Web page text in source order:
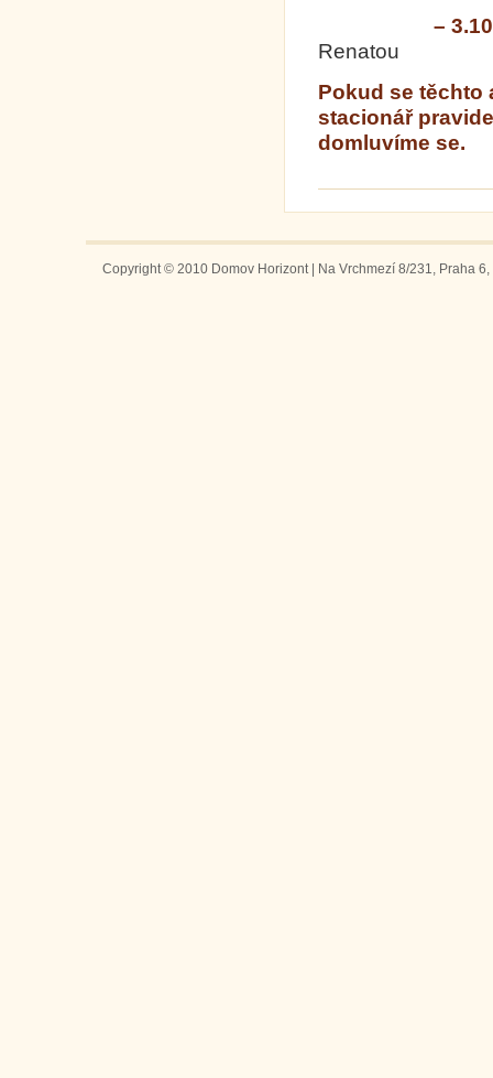
–
Renatou
Pokud se těchto
stacionář
domluvíme se.
Copyright © 2010 Domov Horizont | Na Vrchmezí 8/231, Praha